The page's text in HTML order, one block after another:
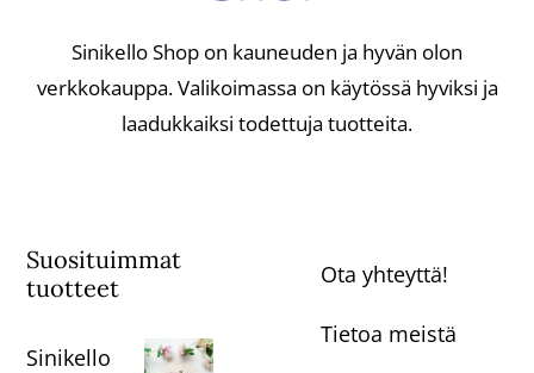
Sinikello Shop on kauneuden ja hyvän olon
verkkokauppa. Valikoimassa on käytössä hyviksi ja
laadukkaiksi todettuja tuotteita.
Suosituimmat
tuotteet
Sinikello
Ota yhteyttä!
Tietoa meistä